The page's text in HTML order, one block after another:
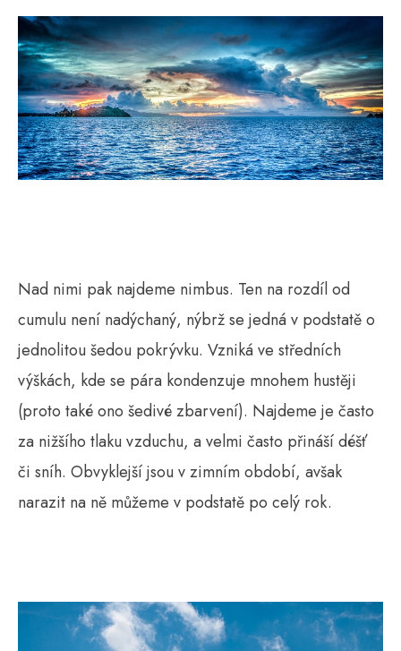
Nad nimi pak najdeme nimbus. Ten na rozdíl od
cumulu není nadýchaný, nýbrž se jedná v podstatě o
jednolitou šedou pokrývku. Vzniká ve středních
výškách, kde se pára kondenzuje mnohem hustěji
(proto také ono šedivé zbarvení). Najdeme je často
za nižšího tlaku vzduchu, a velmi často přináší déšť
či sníh. Obvyklejší jsou v zimním období, avšak
narazit na ně můžeme v podstatě po celý rok.